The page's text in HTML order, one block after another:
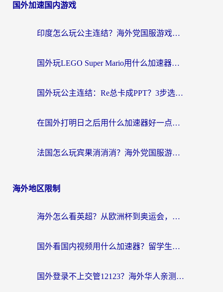
国外加速国内游戏
印度怎么玩公主连结？海外党国服游戏加速终极指南（附仙境传说RO重生细胞优化技巧）
国外玩LEGO Super Mario用什么加速器？2026海外玩家亲测有效指南
国外玩公主连结：Re总卡成PPT？3步选对加速器，畅玩国服无压力
在国外打明日之后用什么加速器好一点？海外玩家亲测有效的国服游戏加速指南
法国怎么玩宾果消消消？海外党国服游戏加速器终极指南（附漫威召唤与合成解决办法）
海外地区限制
海外怎么看英超？从欧洲杯到奥运会，一份让你不卡壳的中文解说观看指南
国外看国内视频用什么加速器？留学生和海外华人的实用指南
国外登录不上交管12123？海外华人亲测有效的回国加速器选择指南